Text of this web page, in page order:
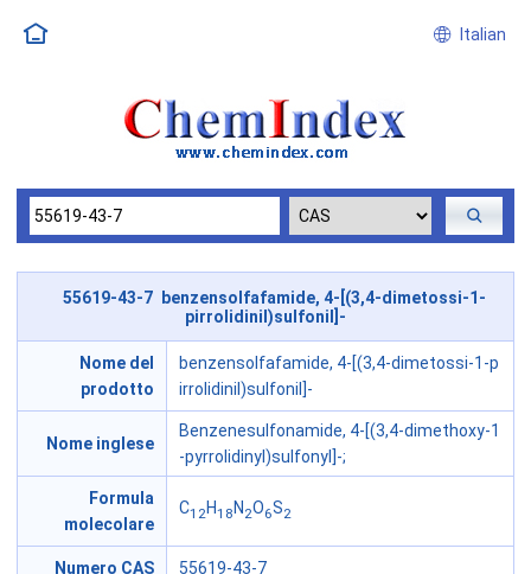
Italian
55619-43-7 benzensolfafamide, 4-[(3,4-dimetossi-1-
pirrolidinil)sulfonil]-
Nome del
prodotto
benzensolfafamide, 4-[(3,4-dimetossi-1-p
irrolidinil)sulfonil]-
Nome inglese
Benzenesulfonamide, 4-[(3,4-dimethoxy-1
-pyrrolidinyl)sulfonyl]-;
Formula
molecolare
C12H18 N 2O6S2
Numero CAS 55619-43-7